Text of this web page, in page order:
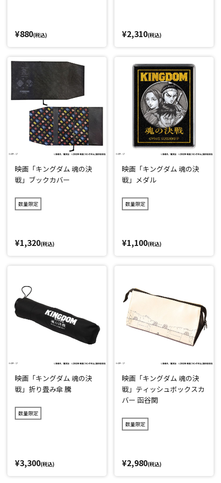
¥880(税込) ¥2,310(税込)
映画「キングダム 魂の決
戦」ブックカバー
数量限定
¥1,320(税込)
映画「キングダム 魂の決
戦」メダル
数量限定
¥1,100(税込)
映画「キングダム 魂の決
戦」折り畳み傘 騰
数量限定
¥3,300(税込)
映画「キングダム 魂の決
戦」ティッシュボックスカ
バー 函谷関
数量限定
¥2,980(税込)